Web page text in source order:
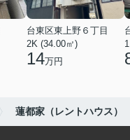
台東区東上野６丁目
2K (34.00㎡)
14万円
蓮都家（レントハウス）